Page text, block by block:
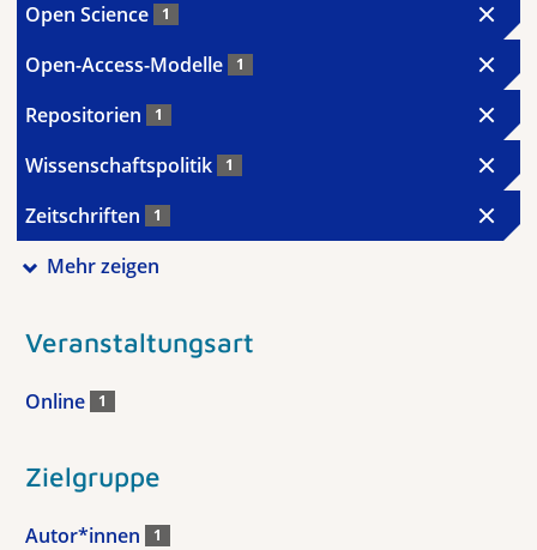
Open Science 1
Open-Access-Modelle 1
Repositorien 1
Wissenschaftspolitik 1
Zeitschriften 1
Mehr zeigen
Veranstaltungsart
Online 1
Zielgruppe
Autor*innen 1